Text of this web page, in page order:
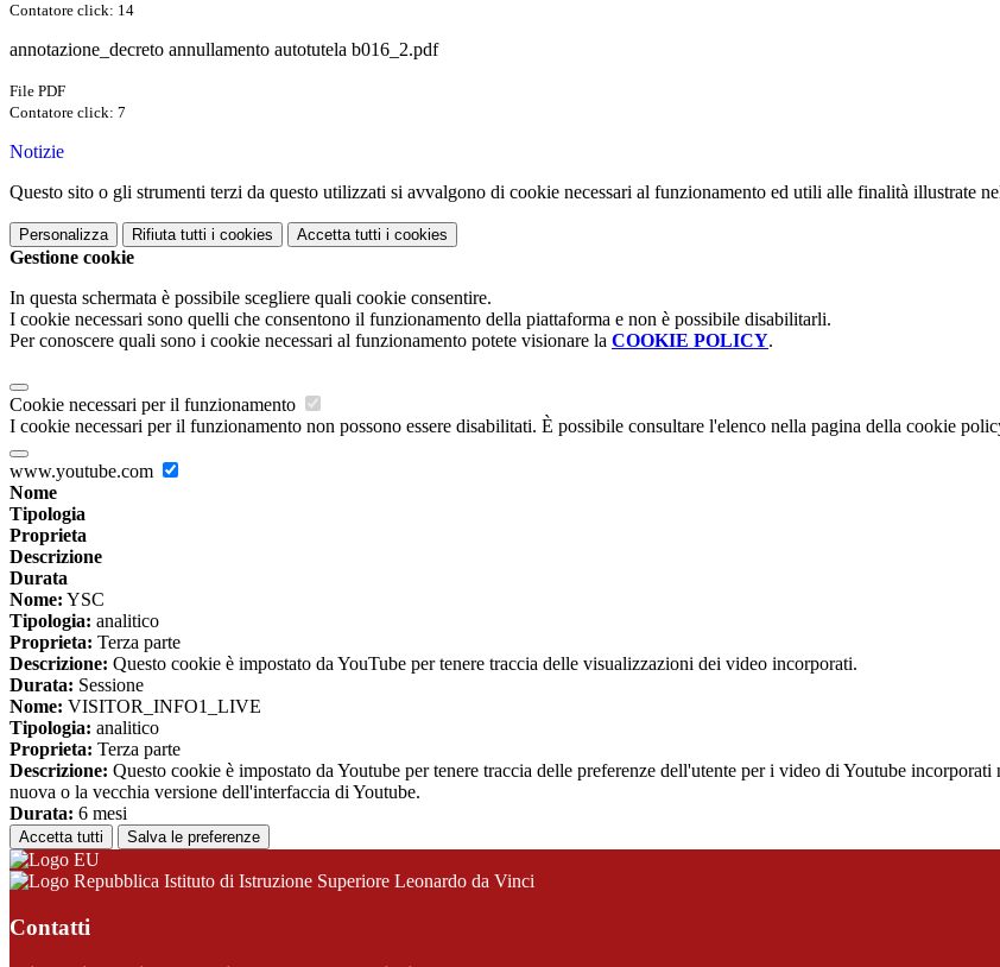
Contatore click: 14
annotazione_decreto annullamento autotutela b016_2.pdf
File PDF
Contatore click: 7
Notizie
Questo sito o gli strumenti terzi da questo utilizzati si avvalgono di cookie necessari al funzionamento ed utili alle finalità illustrate
Personalizza Rifiuta tutti i cookies Accetta tutti i cookies
Gestione cookie
In questa schermata è possibile scegliere quali cookie consentire.
I cookie necessari sono quelli che consentono il funzionamento della piattaforma e non è possibile disabilitarli.
Per conoscere quali sono i cookie necessari al funzionamento potete visionare la COOKIE POLICY.
Cookie necessari per il funzionamento
I cookie necessari per il funzionamento non possono essere disabilitati. È possibile consultare l'elenco nella pagina della cookie
www.youtube.com
Nome
Tipologia
Proprieta
Descrizione
Durata
Nome: YSC
Tipologia: analitico
Proprieta: Terza parte
Descrizione: Questo cookie è impostato da YouTube per tenere traccia delle visualizzazioni dei video incorporati.
Durata: Sessione
Nome: VISITOR_INFO1_LIVE
Tipologia: analitico
Proprieta: Terza parte
Descrizione: Questo cookie è impostato da Youtube per tenere traccia delle preferenze dell'utente per i video di Youtube
nuova o la vecchia versione dell'interfaccia di Youtube.
Durata: 6 mesi
Accetta tutti Salva le preferenze
Istituto di Istruzione Superiore Leonardo da Vinci
Contatti